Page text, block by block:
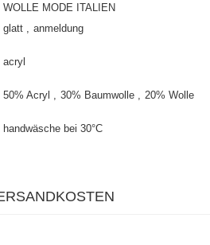
WOLLE MODE ITALIEN
glatt anmeldung
acryl
50% Acryl 30% Baumwolle 20% Wolle
handwäsche bei 30°C